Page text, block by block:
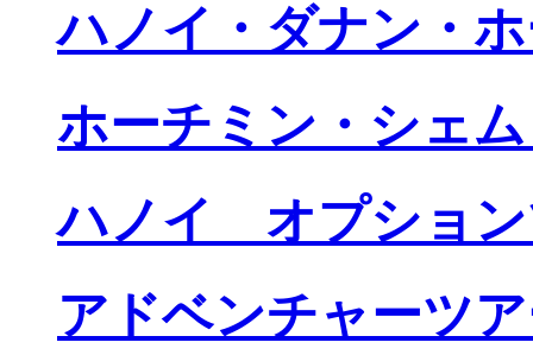
ハノイ・ダナン・
ホーチミン・シェ
ハノイ オプション
アドベンチャーツ